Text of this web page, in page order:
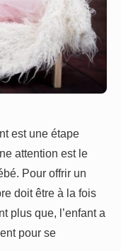
est une étape
attention est le
Pour offrir un
doit être à la fois
plus que, l’enfant a
pour se